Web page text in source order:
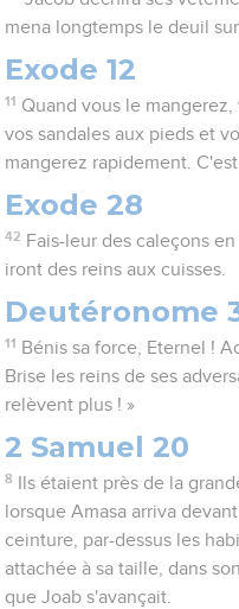
mena longtemps le deuil sur
Exode 12
11 Quand vous le
vos sandales aux pieds et
mangerez rapidement. C'est
Exode 28
42 Fais-leur des caleçons
iront des reins aux cuisses.
Deutéronome
11 Bénis sa force, Eternel !
Brise les reins de ses
relèvent plus ! »
2 Samuel 20
8
Ils étaient près de la
lorsque Amasa arriva
ceinture, par-dessus les
attachée à sa taille, dans
que Joab s'avançait.